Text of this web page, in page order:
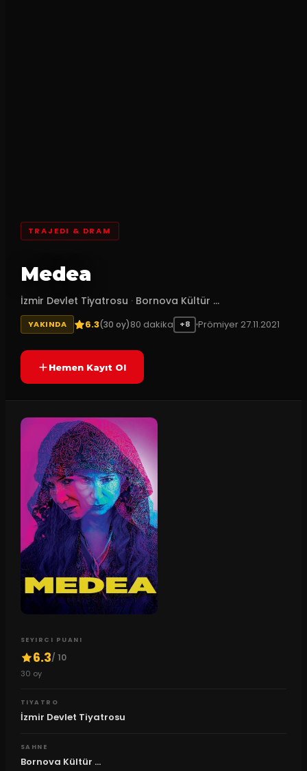
TRAJEDI & DRAM
Medea
İzmir Devlet Tiyatrosu · Bornova Kültür ...
YAKINDA 6.3(30 oy)80 dakika +8 Prömiyer 27.11.2021
Hemen Kayıt Ol
SEYIRCI PUANI
6.3/ 10
30 oy
TIYATRO
İzmir Devlet Tiyatrosu
SAHNE
Bornova Kültür ...